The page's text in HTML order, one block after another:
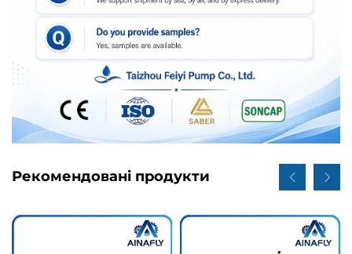
Рекомендовані продукти